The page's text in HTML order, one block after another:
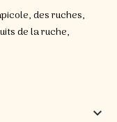
des ruches,
de la ruche,
